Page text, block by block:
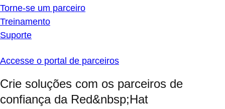
Torne-se um parceiro
Treinamento
Suporte
Accesse o portal de parceiros
Crie soluções com os parceiros de
confiança da Red&nbsp;Hat